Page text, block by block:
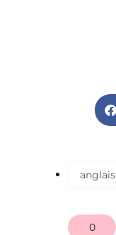
anglais
0